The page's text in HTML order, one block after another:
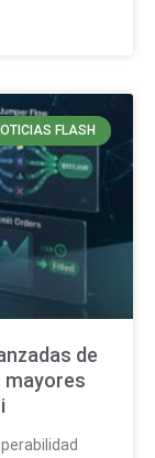
FLASH
de
mayores